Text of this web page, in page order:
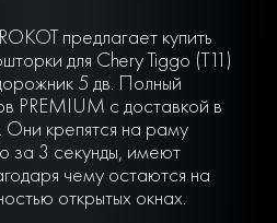
предлагает купить
для Chery Tiggo (T11)
5 дв. Полный
PREMIUM с доставкой в
крепятся на раму
за 3 секунды, имеют
чему остаются на
открытых окнах.